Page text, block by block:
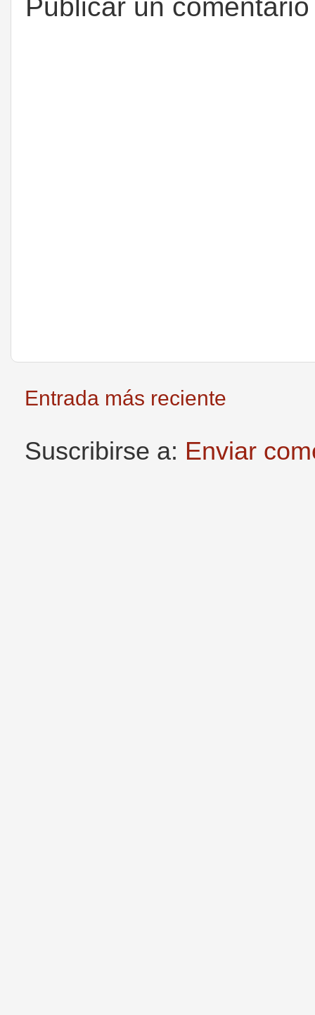
Publicar un comentario
Entrada más reciente
Suscribirse a: Enviar